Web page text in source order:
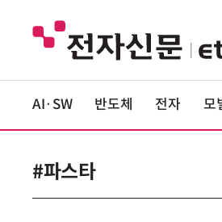
AI·SW 반도체 전자 모
#파스타